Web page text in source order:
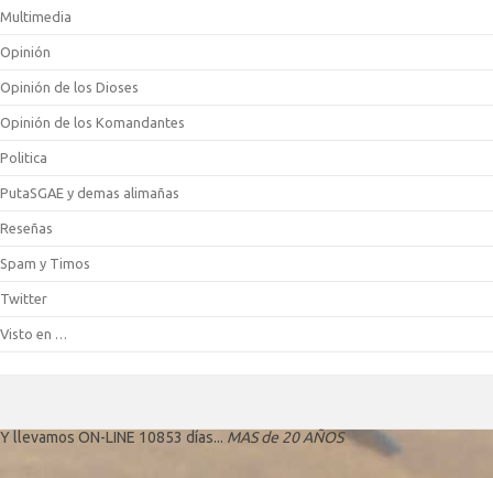
Multimedia
Opinión
Opinión de los Dioses
Opinión de los Komandantes
Politica
PutaSGAE y demas alimañas
Reseñas
Spam y Timos
Twitter
Visto en …
Y llevamos ON-LINE 10853 días... MAS de 20 AÑOS